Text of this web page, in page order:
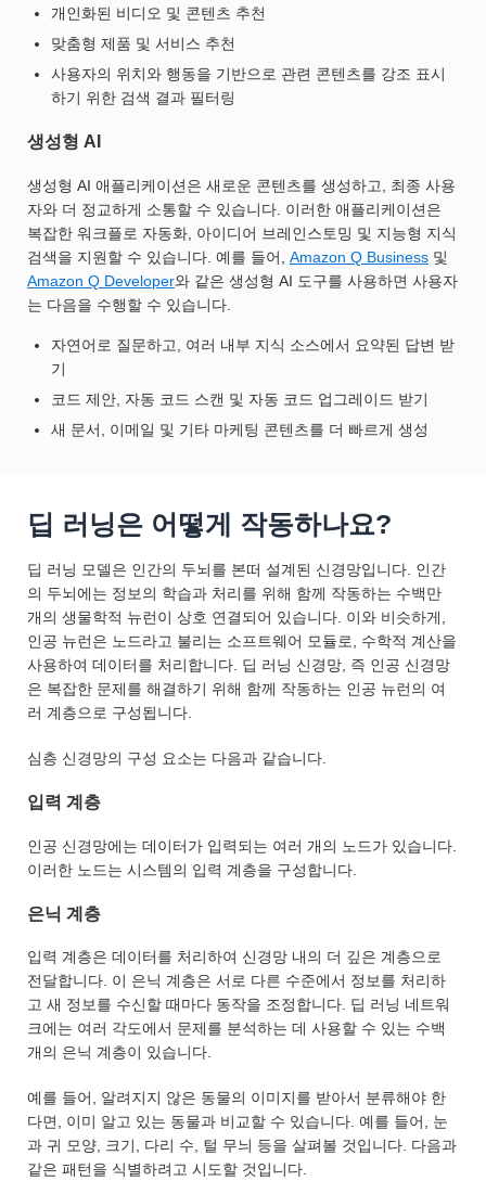
개인화된 비디오 및 콘텐츠 추천
맞춤형 제품 및 서비스 추천
사용자의 위치와 행동을 기반으로 관련 콘텐츠를 강조 표시
하기 위한 검색 결과 필터링
생성형 AI
생성형 AI 애플리케이션은 새로운 콘텐츠를 생성하고, 최종 사용
자와 더 정교하게 소통할 수 있습니다. 이러한 애플리케이션은
복잡한 워크플로 자동화, 아이디어 브레인스토밍 및 지능형 지식
검색을 지원할 수 있습니다. 예를 들어, Amazon Q Business 및
Amazon Q Developer와 같은 생성형 AI 도구를 사용하면 사용자
는 다음을 수행할 수 있습니다.
자연어로 질문하고, 여러 내부 지식 소스에서 요약된 답변 받
기
코드 제안, 자동 코드 스캔 및 자동 코드 업그레이드 받기
새 문서, 이메일 및 기타 마케팅 콘텐츠를 더 빠르게 생성
딥 러닝은 어떻게 작동하나요?
딥 러닝 모델은 인간의 두뇌를 본떠 설계된 신경망입니다. 인간
의 두뇌에는 정보의 학습과 처리를 위해 함께 작동하는 수백만
개의 생물학적 뉴런이 상호 연결되어 있습니다. 이와 비슷하게,
인공 뉴런은 노드라고 불리는 소프트웨어 모듈로, 수학적 계산을
사용하여 데이터를 처리합니다. 딥 러닝 신경망, 즉 인공 신경망
은 복잡한 문제를 해결하기 위해 함께 작동하는 인공 뉴런의 여
러 계층으로 구성됩니다.
심층 신경망의 구성 요소는 다음과 같습니다.
입력 계층
인공 신경망에는 데이터가 입력되는 여러 개의 노드가 있습니다.
이러한 노드는 시스템의 입력 계층을 구성합니다.
은닉 계층
입력 계층은 데이터를 처리하여 신경망 내의 더 깊은 계층으로
전달합니다. 이 은닉 계층은 서로 다른 수준에서 정보를 처리하
고 새 정보를 수신할 때마다 동작을 조정합니다. 딥 러닝 네트워
크에는 여러 각도에서 문제를 분석하는 데 사용할 수 있는 수백
개의 은닉 계층이 있습니다.
예를 들어, 알려지지 않은 동물의 이미지를 받아서 분류해야 한
다면, 이미 알고 있는 동물과 비교할 수 있습니다. 예를 들어, 눈
과 귀 모양, 크기, 다리 수, 털 무늬 등을 살펴볼 것입니다. 다음과
같은 패턴을 식별하려고 시도할 것입니다.